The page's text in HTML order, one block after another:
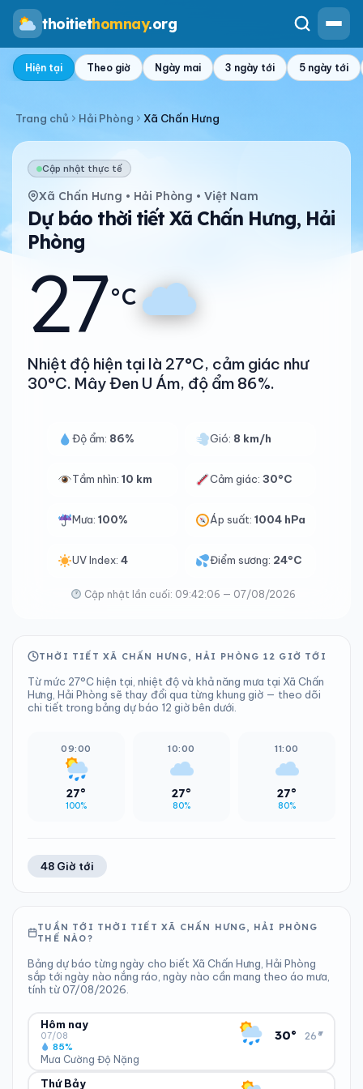
thoitiethomnay.org
Hiện tại Theo giờ Ngày mai 3 ngày tới 5 ngày tới
Trang chủ Hải Phòng Xã Chấn Hưng
Cập nhật thực tế
Xã Chấn Hưng • Hải Phòng • Việt Nam
Dự báo thời tiết Xã Chấn Hưng, Hải
Phòng
27°C
Nhiệt độ hiện tại là 27°C, cảm giác như
30°C. Mây Đen U Ám, độ ẩm 86%.
Độ ẩm: 86% Gió: 8 km/h
Tầm nhìn: 10 km Cảm giác:30°C
Mưa: 100% Áp suất:1004 hPa
UV Index: 4 Điểm sương: 24°C
Cập nhật lần cuối: 09:42:06 — 07/08/2026
THỜI TIẾT XÃ CHẤN HƯNG, HẢI PHÒNG 12 GIỜ TỚI
Từ mức 27°C hiện tại, nhiệt độ và khả năng mưa tại Xã Chấn
Hưng, Hải Phòng sẽ thay đổi qua từng khung giờ — theo dõi
chi tiết trong bảng dự báo 12 giờ bên dưới.
09:00
27°
100%
10:00
27°
80%
11:00
27°
80%
48 Giờ tới
TUẦN TỚI THỜI TIẾT XÃ CHẤN HƯNG, HẢI PHÒNG
THẾ NÀO?
Bảng dự báo từng ngày cho biết Xã Chấn Hưng, Hải Phòng
sắp tới ngày nào nắng ráo, ngày nào cần mang theo áo mưa,
tính từ 07/08/2026.
Hôm nay
07/08
Mưa Cường Độ Nặng
85%
30° 26°
▾
ĐỘ ẨM
Thứ Bảy